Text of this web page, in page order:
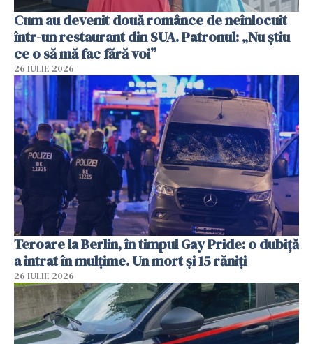
Cum au devenit două românce de neînlocuit
într-un restaurant din SUA. Patronul: „Nu știu
ce o să mă fac fără voi”
26 IULIE 2026
Teroare la Berlin, în timpul Gay Pride: o dubiță
a intrat în mulțime. Un mort și 15 răniți
26 IULIE 2026